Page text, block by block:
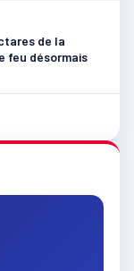
de la
feu désormais